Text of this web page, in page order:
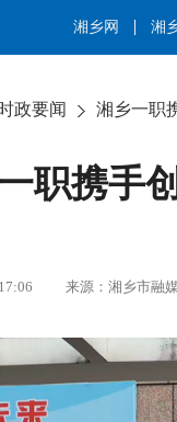
湘乡网 湘
政要闻 湘乡一职
职携手
来源：湘乡市融